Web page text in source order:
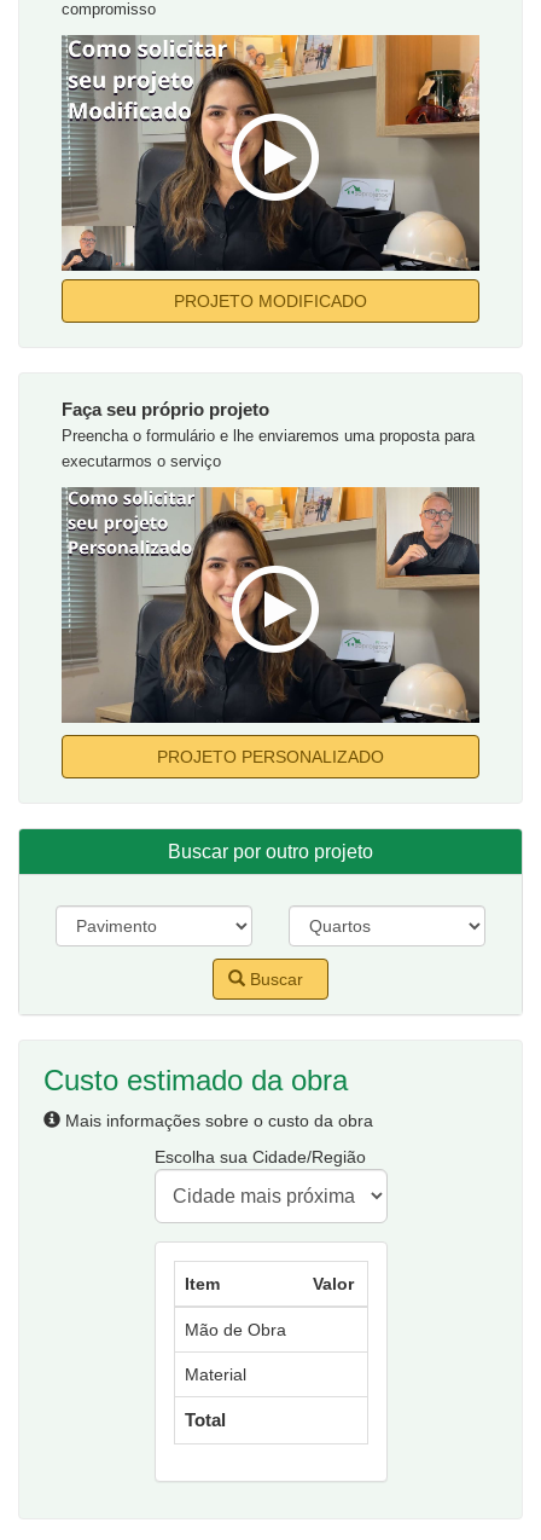
compromisso
PROJETO MODIFICADO
Faça seu próprio projeto
Preencha o formulário e lhe enviaremos uma proposta para
executarmos o serviço
PROJETO PERSONALIZADO
Buscar por outro projeto
Buscar
Custo estimado da obra
Mais informações sobre o custo da obra
Escolha sua Cidade/Região
Item Valor
Mão de Obra
Material
Total